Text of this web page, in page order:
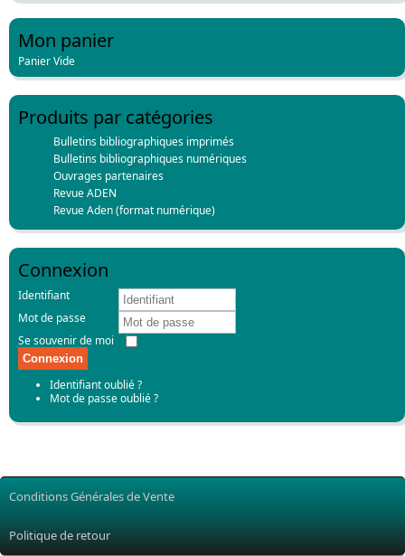
Mon panier
Panier Vide
Produits par catégories
Bulletins bibliographiques imprimés
Bulletins bibliographiques numériques
Ouvrages partenaires
Revue ADEN
Revue Aden (format numérique)
Connexion
Identifiant
Mot de passe
Se souvenir de moi
Connexion
Identifiant oublié ?
Mot de passe oublié ?
Conditions Générales de Vente
Politique de retour